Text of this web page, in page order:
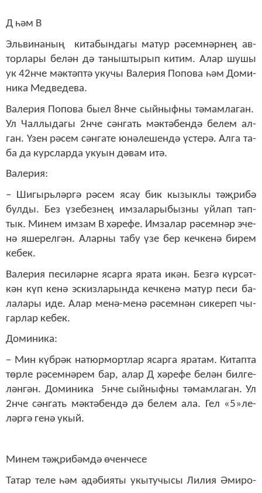
Д һәм В
Эль­ви­на­ның ки­та­бын­да­гы ма­тур рә­сем­нәр­нең ав­
тор­ла­ры бе­лән дә та­ныш­ты­рып ки­тим. Алар шу­шы
ук 42нче мәк­тәп­тә уку­чы Ва­ле­рия По­по­ва һәм До­ми­
ни­ка Мед­ве­де­ва.
Ва­ле­рия По­по­ва бы­ел 8нче сый­ныф­ны тә­мам­ла­ган.
Ул Чал­лы­да­гы 2нче сән­гать мәк­тә­бен­дә бе­лем ал­
ган. Үзен рә­сем сән­га­те юнә­ле­шен­дә үс­те­рә. Ал­га та­
ба да курс­лар­да уку­ын дә­вам итә.
Ва­ле­рия:
– Ши­гырь­ләр­гә рә­сем ясау бик кы­зык­лы тәҗ­ри­бә
бул­ды. Без үзе­без­нең им­за­ла­ры­быз­ны уй­лап тап­
тык. Ми­нем им­зам В хә­ре­фе. Им­за­лар рә­сем­нәр эче­
нә яше­рел­гән. Алар­ны та­бу үзе бер кеч­ке­нә би­рем
ке­бек.
Ва­ле­рия пе­си­ләр­не ясар­га яра­та икән. Без­гә күр­сәт­
кән күп ке­нә эс­киз­ла­рын­да кеч­ке­нә ма­тур пе­си ба­
ла­ла­ры иде. Алар ме­нә-ме­нә рә­сем­нән си­ке­реп чы­
гар­лар ке­бек.
До­ми­ни­ка:
– Мин күб­рәк на­тюр­морт­лар ясар­га яра­там. Ки­тап­та
төр­ле рә­сем­нә­рем бар, алар Д хә­ре­фе бе­лән бил­ге­
лән­гән. До­ми­ни­ка 5нче сый­ныф­ны тә­мам­ла­ган. Ул
2нче сән­гать мәк­тә­бен­дә дә бе­лем ала. Гел «5»­ле­
ләр­гә ге­нә укый.
Ми­нем тәҗ­ри­бәм­дә өчен­че­се
Та­тар те­ле һәм әдә­би­я­ты укы­ту­чы­сы Ли­лия Әми­ро­